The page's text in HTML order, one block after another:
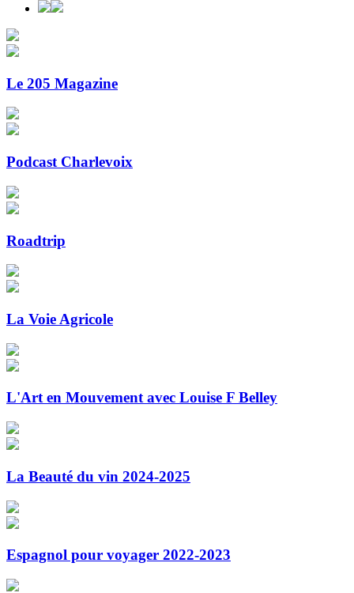
Le 205 Magazine
Podcast Charlevoix
Roadtrip
La Voie Agricole
L'Art en Mouvement avec Louise F Belley
La Beauté du vin 2024-2025
Espagnol pour voyager 2022-2023